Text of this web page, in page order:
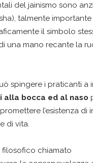
del jainismo sono
talmente
il simbolo
una mano recante la
spingere i praticanti a
alla bocca ed al naso
l’esistenza di
di vita.
chiamato